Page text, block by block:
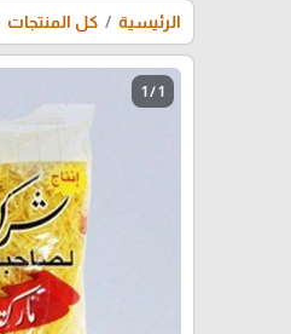
الرئيسية كل المنتجات
1 / 1